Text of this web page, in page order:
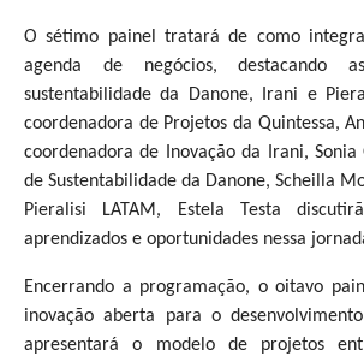
O sétimo painel tratará de como
agenda de negócios, destacando
sustentabilidade da Danone, Irani e
coordenadora de Projetos da Quintessa,
coordenadora de Inovação da Irani,
de Sustentabilidade da Danone, Scheilla
Pieralisi LATAM, Estela Testa
aprendizados e oportunidades nessa
Encerrando a programação, o oitavo
inovação aberta para o
apresentará o modelo de projetos